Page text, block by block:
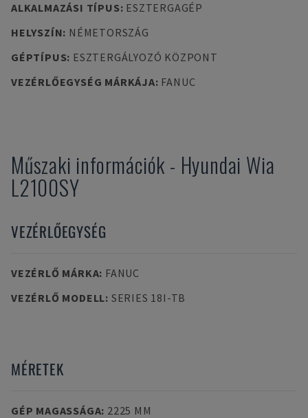
ALKALMAZÁSI TÍPUS: ESZTERGAGÉP
HELYSZÍN: NÉMETORSZÁG
GÉPTÍPUS: ESZTERGÁLYOZÓ KÖZPONT
VEZÉRLŐEGYSÉG MÁRKÁJA: FANUC
Műszaki információk - Hyundai Wia
L2100SY
VEZÉRLŐEGYSÉG
VEZÉRLŐ MÁRKA: FANUC
VEZÉRLŐ MODELL: SERIES 18I-TB
MÉRETEK
GÉP MAGASSÁGA: 2225 MM